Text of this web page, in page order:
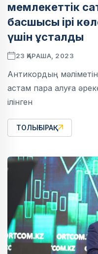
мемлекеттік
басшысы ірі
үшін ұсталды
23 ҚАРАША, 2023
Антикордың
астам пара алуға
ілінген
ТОЛЫҒЫРАҚ